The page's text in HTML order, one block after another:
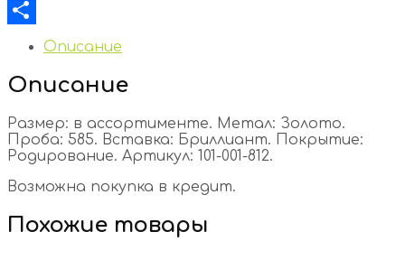
Odnoklassniki
Отправить
Описание
Описание
Размер: в ассортименте. Метал: Золото.
Проба: 585. Вставка: Бриллиант. Покрытие:
Родирование. Артикул: 101-001-812.
Возможна покупка в кредит.
Похожие товары